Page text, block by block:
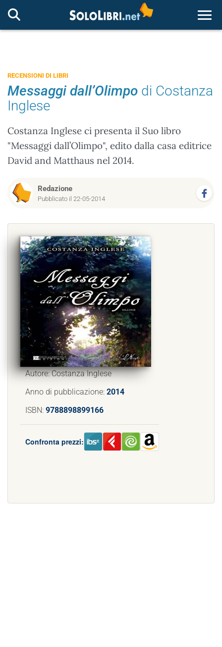
RECENSIONI DI LIBRI
Messaggi dall’Olimpo di Costanza
Inglese
Costanza Inglese ci presenta il Suo libro
"Messaggi dall’Olimpo", edito dalla casa editrice
David and Matthaus nel 2014.
Redazione
Pubblicato il 22-05-2014
Autore: Costanza Inglese
Anno di pubblicazione: 2014
ISBN: 9788898899166
Confronta prezzi: